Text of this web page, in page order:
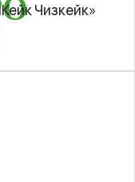
Чизкейк»